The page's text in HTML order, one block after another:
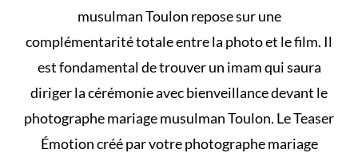
musulman Toulon repose sur une
complémentarité totale entre la photo et le film. Il
est fondamental detrouver un imamqui saura
diriger la cérémonie avec bienveillance devant le
photographe mariage musulman Toulon. Le Teaser
Émotion créé par votre photographe mariage